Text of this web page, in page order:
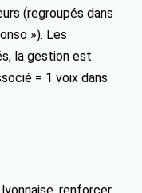
(regroupés dans
»). Les
la gestion est
= 1 voix dans
renforcer